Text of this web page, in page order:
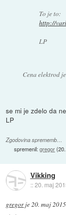
To je to:
http://
LP
Cena elektrod je
se mi je zdelo da
LP
Zgodovina sprememb…
spremenil:gregor(
Vikking
::20. maj
gregorje20. maj